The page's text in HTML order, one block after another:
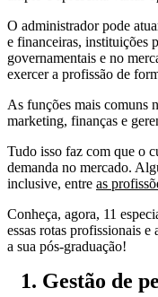
O administrador pode
e financeiras, instituições
governamentais e no
exercer a profissão de
As funções mais comuns
marketing, finanças e
Tudo isso faz com que o
demanda no mercado.
inclusive, entre as
Conheça, agora, 11
essas rotas profissionais e
a sua pós-graduação!
1. Gestão de